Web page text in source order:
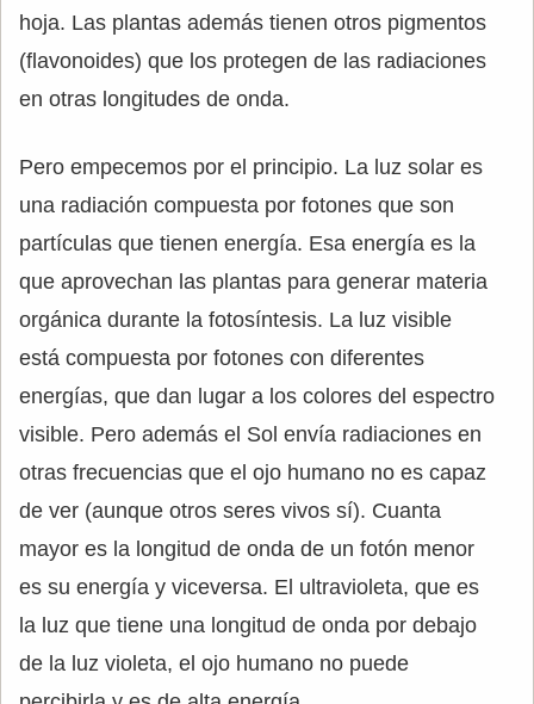
hoja. Las plantas además tienen otros pigmentos
(flavonoides) que los protegen de las radiaciones
en otras longitudes de onda.
Pero empecemos por el principio. La luz solar es
una radiación compuesta por fotones que son
partículas que tienen energía. Esa energía es la
que aprovechan las plantas para generar materia
orgánica durante la fotosíntesis. La luz visible
está compuesta por fotones con diferentes
energías, que dan lugar a los colores del espectro
visible. Pero además el Sol envía radiaciones en
otras frecuencias que el ojo humano no es capaz
de ver (aunque otros seres vivos sí). Cuanta
mayor es la longitud de onda de un fotón menor
es su energía y viceversa. El ultravioleta, que es
la luz que tiene una longitud de onda por debajo
de la luz violeta, el ojo humano no puede